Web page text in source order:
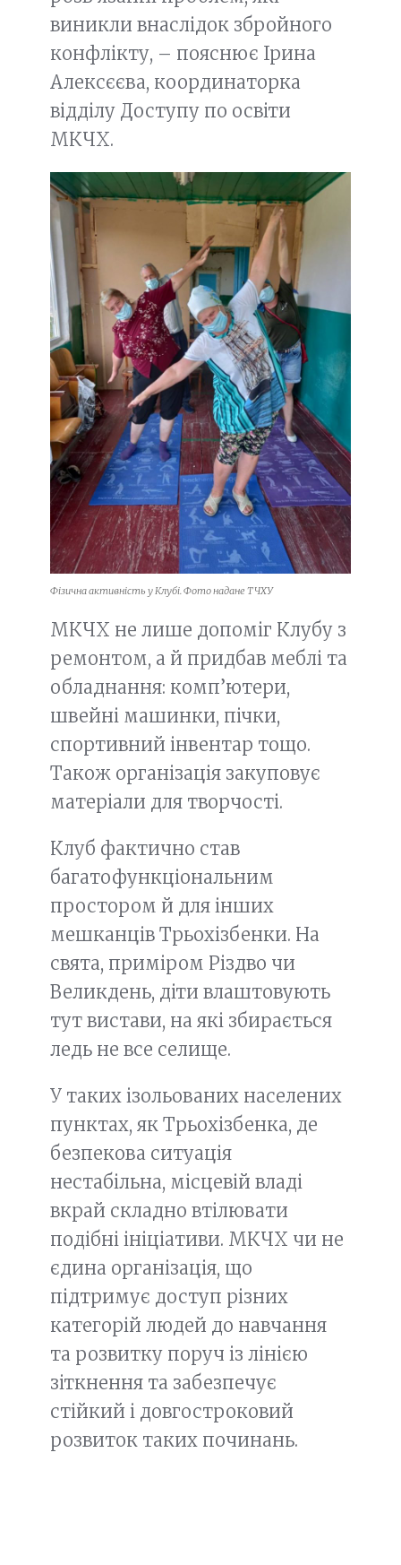
виникли внаслідок збройного
конфлікту, – пояснює Ірина
Алексєєва, координаторка
відділу Доступу по освіти
МКЧХ.
Фізична активність у Клубі. Фото надане ТЧХУ
МКЧХ не лише допоміг Клубу з
ремонтом, а й придбав меблі та
обладнання: комп’ютери,
швейні машинки, пічки,
спортивний інвентар тощо.
Також організація закуповує
матеріали для творчості.
Клуб фактично став
багатофункціональним
простором й для інших
мешканців Трьохізбенки. На
свята, приміром Різдво чи
Великдень, діти влаштовують
тут вистави, на які збирається
ледь не все селище.
У таких ізольованих населених
пунктах, як Трьохізбенка, де
безпекова ситуація
нестабільна, місцевій владі
вкрай складно втілювати
подібні ініціативи. МКЧХ чи не
єдина організація, що
підтримує доступ різних
категорій людей до навчання
та розвитку поруч із лінією
зіткнення та забезпечує
стійкий і довгостроковий
розвиток таких починань.